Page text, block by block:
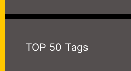
TOP 50 Tags